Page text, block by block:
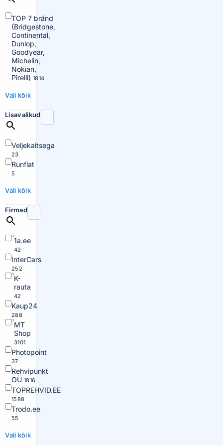
TOP 7 bränd
(Bridgestone,
Continental,
Dunlop,
Goodyear,
Michelin,
Nokian,
Pirelli) 1814
Vali kõik
Lisavalikud
Veljekaitsega
23
Runflat
5
Vali kõik
Firmad
1a.ee
42
InterCars
252
K-
rauta
42
Kaup24
288
MT
Shop
3101
Photopoint
37
Rehvipunkt
OÜ 1816
TOPREHVID.EE
1588
Trodo.ee
55
Vali kõik